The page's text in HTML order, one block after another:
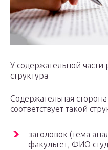
У содержательной части
структура
Содержательная
соответствует такой
заголовок (тема
факультет, ФИО